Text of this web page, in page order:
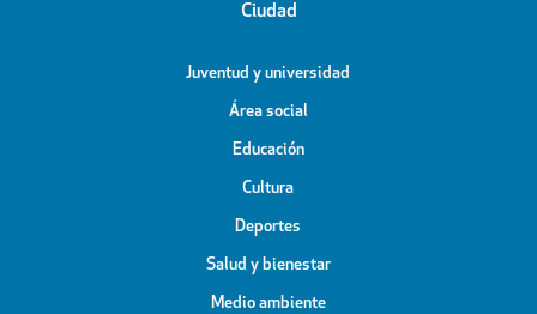
Ciudad
Juventud y universidad
Área social
Educación
Cultura
Deportes
Salud y bienestar
Medio ambiente